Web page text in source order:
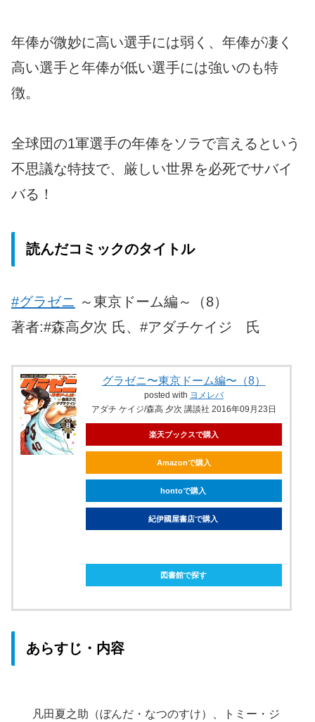
年俸が微妙に高い選手には弱く、年俸が凄く
高い選手と年俸が低い選手には強いのも特
徴。
全球団の1軍選手の年俸をソラで言えるという
不思議な特技で、厳しい世界を必死でサバイ
バる！
読んだコミックのタイトル
#グラゼニ ～東京ドーム編～（8）
著者:#森高夕次 氏、#アダチケイジ 氏
グラゼニ〜東京ドーム編〜（8）
posted with ヨメレバ
アダチ ケイジ/森高 夕次 講談社 2016年09月23日
楽天ブックスで購入
Amazonで購入
hontoで購入
紀伊國屋書店で購入
図書館で探す
あらすじ・内容
凡田夏之助（ぼんだ・なつのすけ）、トミー・ジ